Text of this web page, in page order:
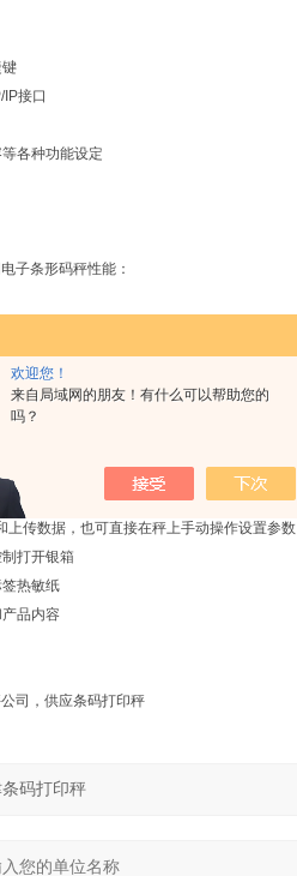
欢迎您！
来自局域网的朋友！有什么可以帮助您的
吗？
接口
各种功能设定
子条形码秤性能：
、600Kg
? 1张/4秒 1张/5秒
位 18位
上传数据，也可直接在秤上手动操作设置参数
打开银箱
热敏纸
品内容
司，供应条码打印秤